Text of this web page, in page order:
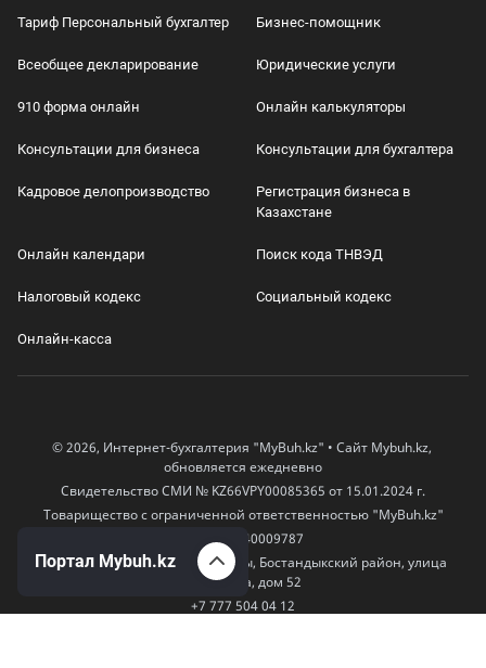
Тариф Персональный бухгалтер Бизнес-помощник
Всеобщее декларирование Юридические услуги
910 форма онлайн Онлайн калькуляторы
Консультации для бизнеса Консультации для бухгалтера
Кадровое делопроизводство
Регистрация бизнеса в
Казахстане
Онлайн календари Поиск кода ТНВЭД
Налоговый кодекс Социальный кодекс
Онлайн-касса
© 2026, Интернет-бухгалтерия "MyBuh.kz" • Сайт Mybuh.kz,
обновляется ежедневно
Свидетельство СМИ № KZ66VPY00085365 от 15.01.2024 г.
Товарищество с ограниченной ответственностью "MyBuh.kz"
БИН 170240009787
050000, Казахстан, город Алматы, Бостандыкский район, улица
Егизбаева, дом 52
+7 777 504 04 12
Портал Mybuh.kz